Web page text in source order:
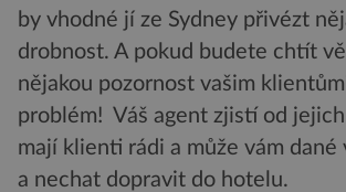
by vhodné jí ze Sydney přivézt
drobnost. A pokud budete chtít
nějakou pozornost vašim
problém! Váš agent zjistí od
mají klienti rádi a může vám dané
a nechat dopravit do hotelu.